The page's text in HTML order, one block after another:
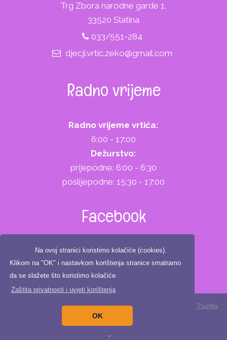
Na ovoj stranici koristimo kolačiće (cookies).
Klikom na "OK" i nastavkom korištenja stranice smatramo
da se slažete što koristimo kolačiće.
Zaštita privatnosti i uvjeti korištenja
OK
Trg Zbora narodne garde 1,
33520 Slatina
033/551-284
djecji.vrtic.zeko@gmail.com
Radno vrijeme
Radno vrijeme vrtića:
6:00 - 17:00
Dežurstvo:
prijepodne: 6:00 - 6:30
poslijepodne: 15:30 - 17:00
Facebook
Copyright ©2025. Dječji vrtić Zeko, All Rights Reserved | Zaštita
|Digitalna pristupačnost